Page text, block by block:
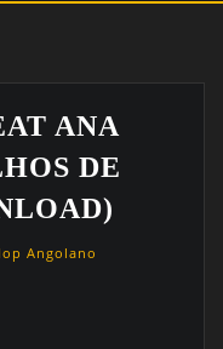
ANA
DE
Angolano